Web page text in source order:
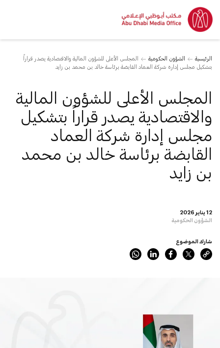
الرئيسية الشؤون الحكومية
المجلس الأعلى للشؤون المالية والاقتصادية يصدر قراراً
بتشكيل مجلس إدارة شركة العماد القابضة برئاسة خالد بن محمد بن زايد
12 يناير 2026
الشؤون الحكومية
المجلس الأعلى للشؤون المالية
والاقتصادية يصدر قراراً بتشكيل
مجلس إدارة شركة العماد
القابضة برئاسة خالد بن محمد
بن زايد
شارك الموضوع